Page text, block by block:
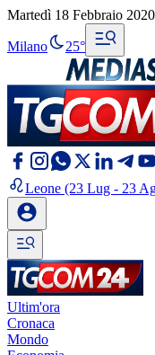
Martedì 18 Febbraio 2020
Milano 25°
Leone (23 Lug - 23
Ultim'ora
Cronaca
Mondo